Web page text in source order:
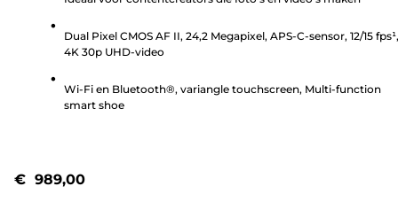
sterren.
beoordelingen
Dual Pixel CMOS AF II, 24,2 Megapixel, APS-C-sensor, 12/15 fps¹,
4K 30p UHD-video
Wi-Fi en Bluetooth®, variangle touchscreen, Multi-function
smart shoe
€ 989,00